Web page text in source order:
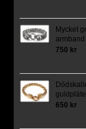
Mycket
armband
750 kr
650 kr